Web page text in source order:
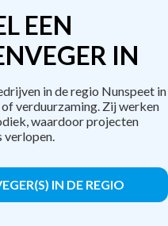
EEN
IN
in de regio Nunspeet in
verduurzaming. Zij werken
waardoor projecten
verlopen.
IN DE REGIO